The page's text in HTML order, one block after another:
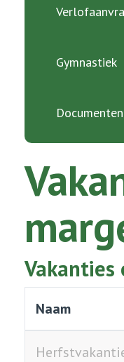
Gymnastiek
Documenten
Vakanties
Naam